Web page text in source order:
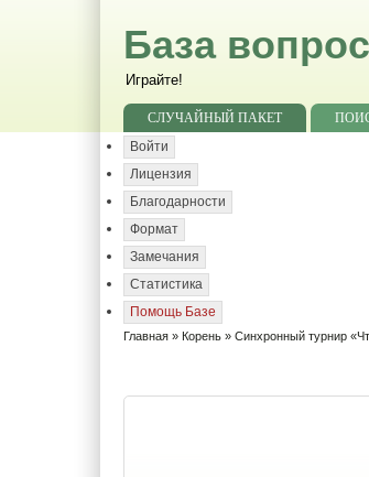
База
Играйте!
СЛУЧАЙНЫЙ ПАКЕТ
Войти
Лицензия
Благодарности
Формат
Замечания
Статистика
Помощь Базе
Главная » Корень »Синхронный турнир